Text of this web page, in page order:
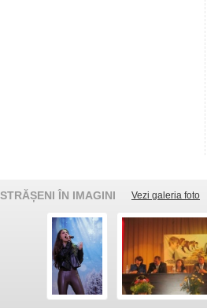
STRĂȘENI ÎN IMAGINI Vezi galeria foto